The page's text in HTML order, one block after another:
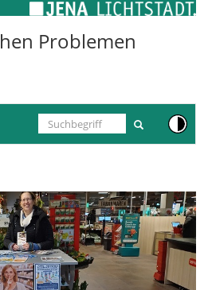
Problemen